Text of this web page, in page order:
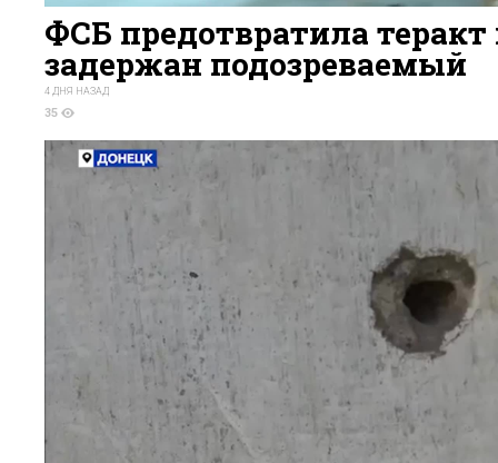
ФСБ предотвратила теракт
задержан подозреваемый
4 ДНЯ НАЗАД
35